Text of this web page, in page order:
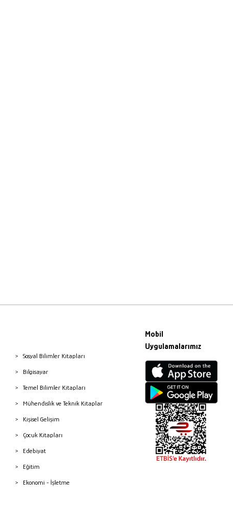
Sosyal Bilimler Kitapları
Bilgisayar
Temel Bilimler Kitapları
Mühendislik ve Teknik Kitaplar
Kişisel Gelişim
Çocuk Kitapları
Edebiyat
Eğitim
Ekonomi - İşletme
Mobil
Uygulamalarımız